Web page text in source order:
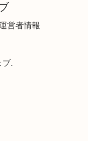
営者情報
.